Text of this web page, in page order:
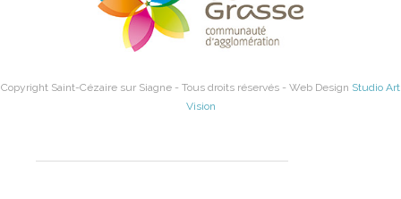
06.26.01.70.38
Copyright Saint-Cézaire sur Siagne - Tous droits réservés - Web Design Studio Art
Vision